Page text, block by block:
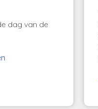
dag van de